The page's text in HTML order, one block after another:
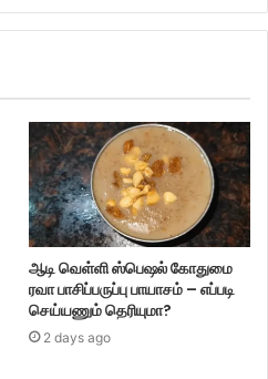
ஆடி வெள்ளி ஸ்பெஷல் கோதுமை
ரவா பாசிப்பருப்பு பாயாசம் – எப்படி
செய்யணும் தெரியுமா?
2 days ago